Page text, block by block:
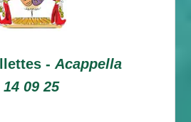
- Acappella
14 09 25